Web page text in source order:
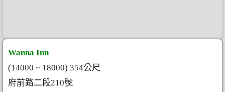
Wanna Inn
(14000 ~ 18000) 354公尺
府前路二段210號